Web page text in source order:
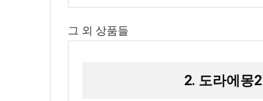
그 외 상품들
2. 도라에몽